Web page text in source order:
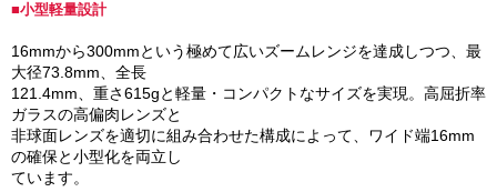
■小型軽量設計
16mmから300mmという極めて広いズームレンジを達成しつつ、最
大径73.8mm、全長
121.4mm、重さ615gと軽量・コンパクトなサイズを実現。高屈折率
ガラスの高偏肉レンズと
非球面レンズを適切に組み合わせた構成によって、ワイド端16mm
の確保と小型化を両立し
ています。